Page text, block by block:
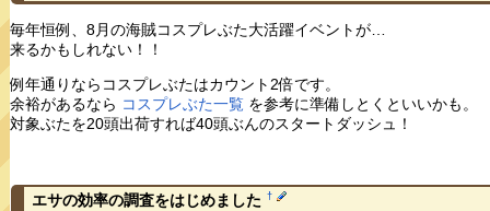
毎年恒例、8月の海賊コスプレぶた大活躍イベントが…
来るかもしれない！！
例年通りならコスプレぶたはカウント2倍です。
余裕があるなら コスプレぶた一覧を参考に準備しとくといいかも。
対象ぶたを20頭出荷すれば40頭ぶんのスタートダッシュ！
エサの効率の調査をはじめました †